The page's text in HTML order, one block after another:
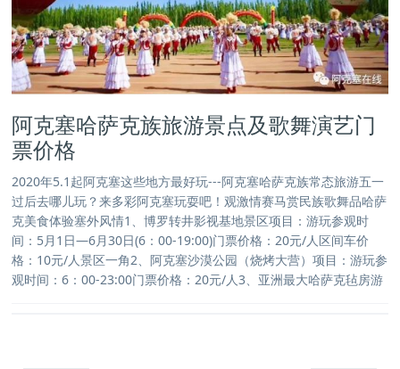
阿克塞哈萨克族旅游景点及歌舞演艺门
票价格
2020年5.1起阿克塞这些地方最好玩---阿克塞哈萨克族常态旅游五一
过后去哪儿玩？来多彩阿克塞玩耍吧！观激情赛马赏民族歌舞品哈萨
克美食体验塞外风情1、博罗转井影视基地景区项目：游玩参观时
间：5月1日—6月30日(6：00-19:00)门票价格：20元/人区间车价
格：10元/人景区一角2、阿克塞沙漠公园（烧烤大营）项目：游玩参
观时间：6：00-23:00门票价格：20元/人3、亚洲最大哈萨克毡房游